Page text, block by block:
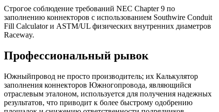
Строгое соблюдение требований NEC Chapter 9 по
заполнению коннекторов с использованием Southwire Conduit
Fill Calculator и ASTM/UL физических внутренних диаметров
Raceway.
Профессиональный рывок
Южныйпровод не просто производитель; их Калькулятор
заполнения коннекторов Южногопровода, являющийся
отраслевым эталоном, используется для получения надежных
результатов, что приводит к более быстрому одобрению